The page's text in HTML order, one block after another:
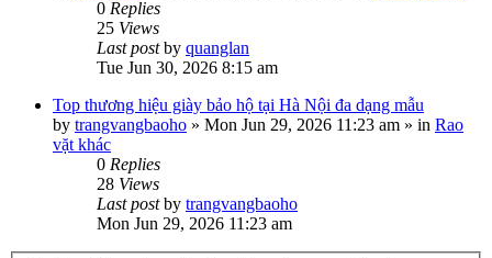
0 Replies
25 Views
Last postby quanglan
Tue Jun 30, 2026 8:15 am
Top thương hiệu giày bảo hộ tại Hà Nội đa dạng mẫu
by trangvangbaoho » Mon Jun 29, 2026 11:23 am » in Rao
vặt khác
0 Replies
28 Views
Last postby trangvangbaoho
Mon Jun 29, 2026 11:23 am